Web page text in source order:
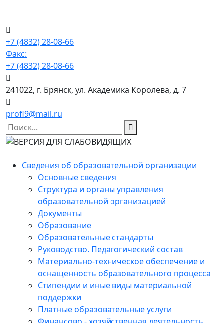
+7 (4832) 28-08-66
Факс:
+7 (4832) 28-08-66
241022, г. Брянск, ул. Академика Королева, д. 7
profl9@mail.ru
Сведения об образовательной организации
Основные сведения
Структура и органы управления
образовательной организацией
Документы
Образование
Образовательные стандарты
Руководство. Педагогический состав
Материально-техническое обеспечение и
оснащенность образовательного процесса
Стипендии и иные виды материальной
поддержки
Платные образовательные услуги